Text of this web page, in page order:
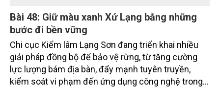
Bài 48: Giữ màu xanh Xứ Lạng bằng những
bước đi bền vững
Chi cục Kiểm lâm Lạng Sơn đang triển khai nhiều
giải pháp đồng bộ để bảo vệ rừng, từ tăng cường
lực lượng bám địa bàn, đẩy mạnh tuyên truyền,
kiểm soát vi phạm đến ứng dụng công nghệ trong